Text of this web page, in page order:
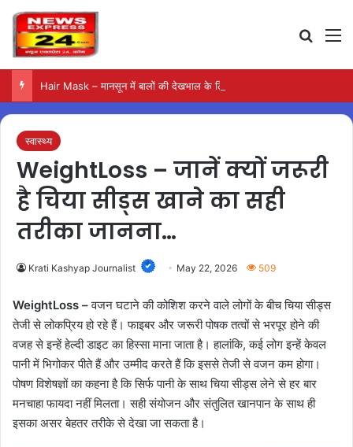
Hair Mask – मानसून में बालों की देखभाल के लिए आजमाएं अंडे का मास्क
स्वास्थ्य
WeightLoss – जानें क्यों जरूरी
है चिया सीड्स खाने का सही
तरीका जानना…
Krati Kashyap Journalist May 22, 2026 509
WeightLoss –वजन घटाने की कोशिश करने वाले लोगों के बीच चिया सीड्स
तेजी से लोकप्रिय हो रहे हैं। फाइबर और जरूरी पोषक तत्वों से भरपूर होने की
वजह से इन्हें हेल्दी डाइट का हिस्सा माना जाता है। हालांकि, कई लोग इन्हें केवल
पानी में भिगोकर पीते हैं और उम्मीद करते हैं कि इससे तेजी से वजन कम होगा।
पोषण विशेषज्ञों का कहना है कि सिर्फ पानी के साथ चिया सीड्स लेने से हर बार
मनचाहा फायदा नहीं मिलता। सही संयोजन और संतुलित खानपान के साथ ही
इसका असर बेहतर तरीके से देखा जा सकता है।